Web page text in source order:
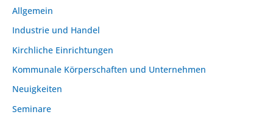
Allgemein
Industrie und Handel
Kirchliche Einrichtungen
Kommunale Körperschaften und Unternehmen
Neuigkeiten
Seminare